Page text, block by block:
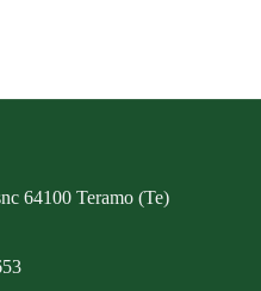
64100 Teramo (Te)